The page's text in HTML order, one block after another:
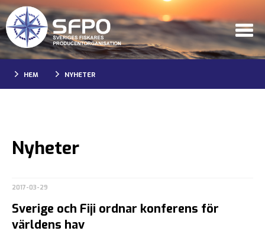
HEM NYHETER
Nyheter
2017-03-29
Sverige och Fiji ordnar konferens för
världens hav